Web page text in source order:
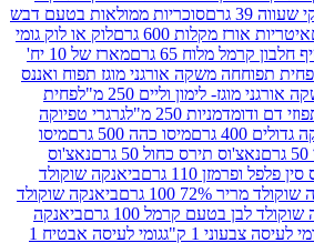
סוכריות ממולאות בטעם דבש
600 גרם
לוק או לוק גומי
65 גרם
מארז של 10 יח'
משקה אורגני מוגז תפוח ואננס
וליים 250 מ"ל
פחית
250 מ"ל
גרגרי טפיוקה
מיסו כהה 500 גרם
מיסו
תירס כחול 50 גרם
נאצ'וס
גרם
ביאנקה שוקולד
גרם
ביאנקה שוקולד
קרמל 100 גרם
ביאנקה
1 ק"ג גומי לעיסה אבטיח 1